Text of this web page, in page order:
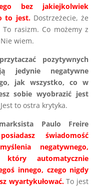
bez jakiejkolwiek
to jest. Dostrzeżecie, że
rasizm. Co możemy z
wiem.
pozytywnych
jedynie negatywne
jak wszystko, co w
sobie wyobrazić jest
to ostra krytyka.
Paulo Freire
świadomość
negatywnego,
automatycznie
innego, czego nigdy
wyartykułować. To jest